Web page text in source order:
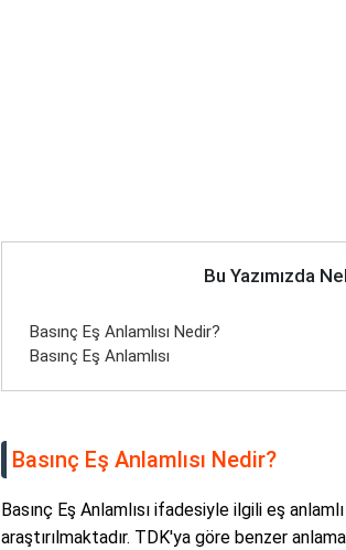
Bu Yazımızda
Basınç Eş Anlamlısı Nedir?
Basınç Eş Anlamlısı
Basınç Eş Anlamlısı Nedir?
Basınç Eş Anlamlısı ifadesiyle ilgili eş
araştırılmaktadır. TDK'ya göre benzer